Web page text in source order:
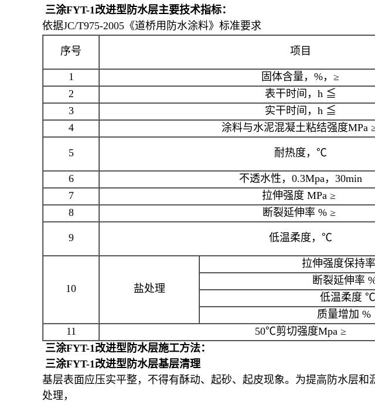
三涂FYT-1改进型防水层主要技术指标：
依据JC/T975-2005《道桥用防水涂料》标准要求
序号 项目
1
固体含量，%，≥
2
表干时间，h ≦
3
实干时间，h ≦
4
涂料与水泥混凝土粘结强度MPa
5 耐热度，℃
6
不透水性，0.3Mpa，30min
7
拉伸强度 MPa ≥
8
断裂延伸率 % ≥
9 低温柔度，℃
10 盐处理
拉伸强度保持
断裂延伸率
低温柔度 ℃
质量增加
11
50℃剪切强度Mpa ≥
三涂FYT-1改进型防水层施工方法：
三涂FYT-1改进型防水层基层清理
基层表面应压实平整，不得有酥动、起砂、起皮现象。为提高防水层
处理，